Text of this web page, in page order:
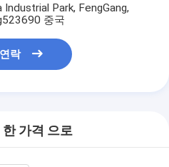
Park, FengGang,
중국
락
가격 으로